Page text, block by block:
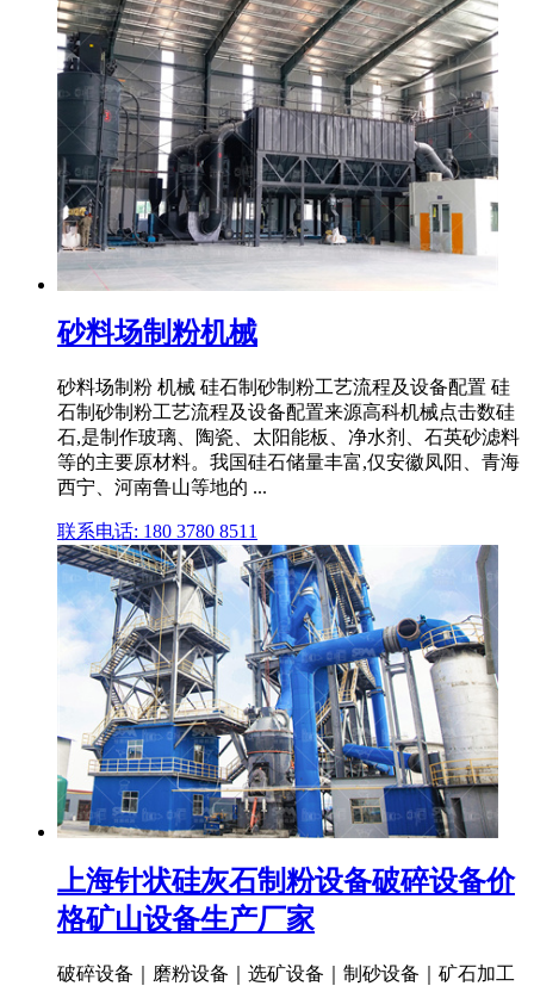
砂料场制粉机械
砂料场制粉 机械 硅石制砂制粉工艺流程及设备配置 硅
石制砂制粉工艺流程及设备配置来源高科机械点击数硅
石,是制作玻璃、陶瓷、太阳能板、净水剂、石英砂滤料
等的主要原材料。我国硅石储量丰富,仅安徽凤阳、青海
西宁、河南鲁山等地的 ...
联系电话: 180 3780 8511
上海针状硅灰石制粉设备破碎设备价
格矿山设备生产厂家
破碎设备｜磨粉设备｜选矿设备｜制砂设备｜矿石加工